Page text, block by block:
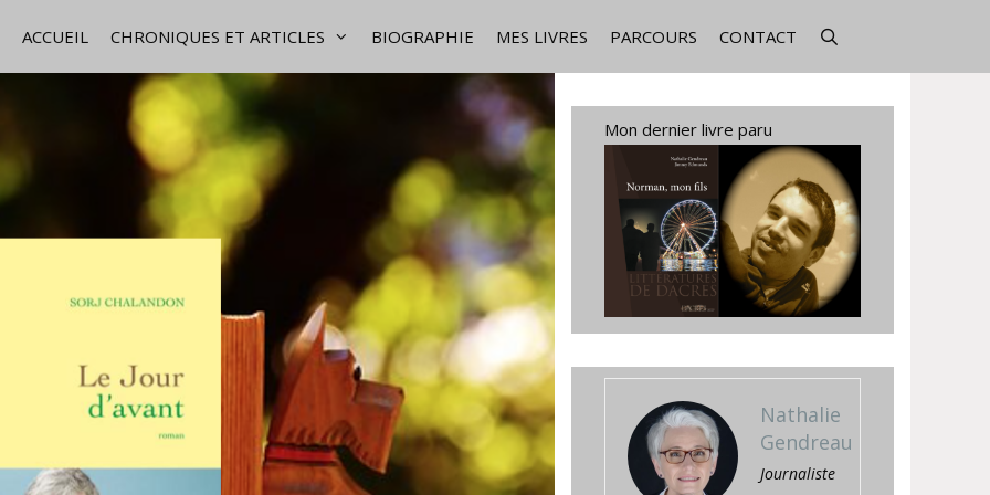
ACCUEIL CHRONIQUES ET ARTICLES BIOGRAPHIE MES LIVRES PARCOURS CONTACT
Mon dernier livre paru
Nathalie
Gendreau
Journaliste